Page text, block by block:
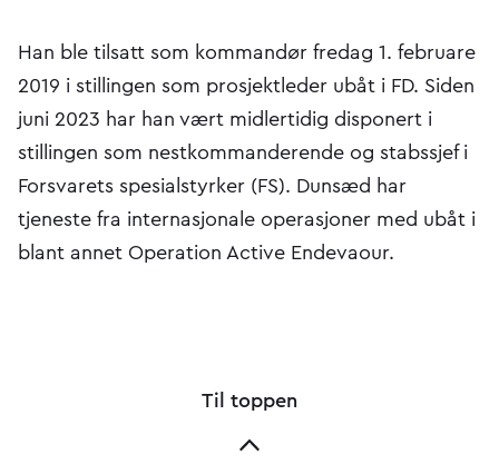
Han ble tilsatt som kommandør fredag 1. februare
2019 i stillingen som prosjektleder ubåt i FD. Siden
juni 2023 har han vært midlertidig disponert i
stillingen som nestkommanderende og stabssjef i
Forsvarets spesialstyrker (FS). Dunsæd har
tjeneste fra internasjonale operasjoner med ubåt i
blant annet Operation Active Endevaour.
Til toppen